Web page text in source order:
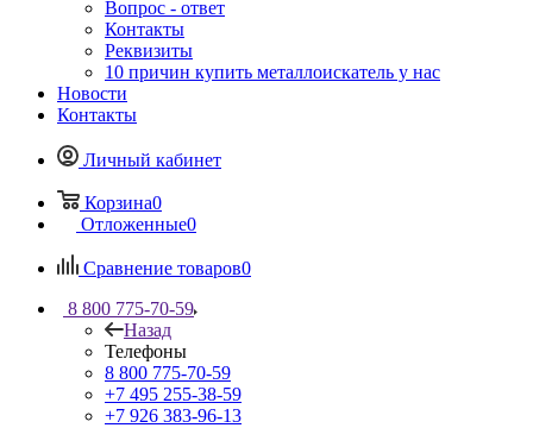
Вопрос - ответ
Контакты
Реквизиты
10 причин купить металлоискатель у нас
Новости
Контакты
Личный кабинет
Корзина0
Отложенные0
Сравнение товаров0
8 800 775-70-59
Назад
Телефоны
8 800 775-70-59
+7 495 255-38-59
+7 926 383-96-13